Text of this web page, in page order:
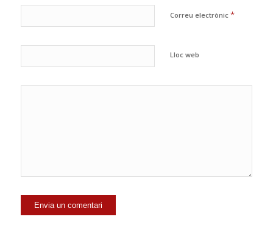
Correu electrònic *
Lloc web